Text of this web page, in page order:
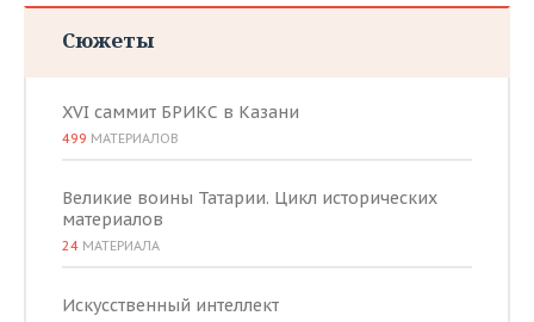
Сюжеты
XVI саммит БРИКС в Казани
499 МАТЕРИАЛОВ
Великие воины Татарии. Цикл исторических
материалов
24 МАТЕРИАЛА
Искусственный интеллект